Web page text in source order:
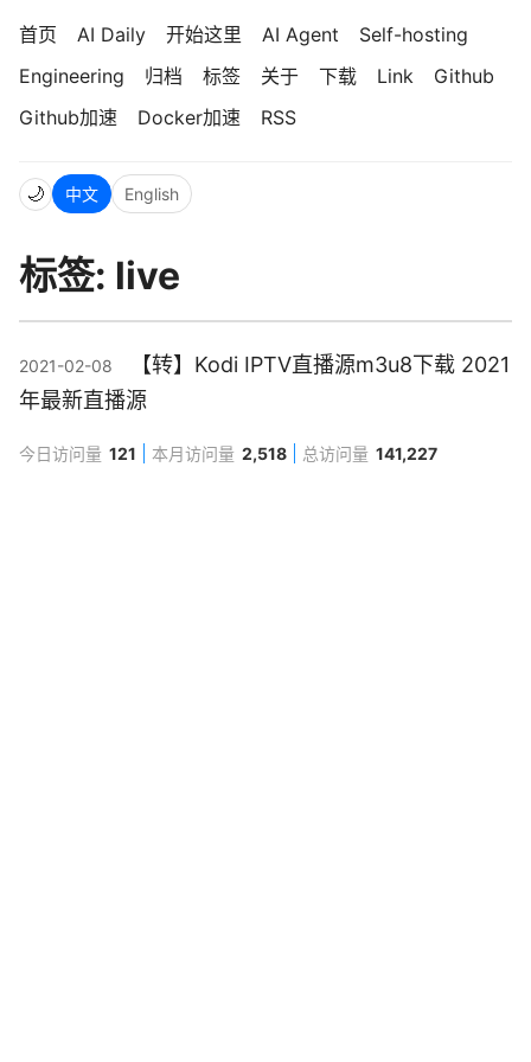
首页 AI Daily 开始这里 AI Agent
Self-hosting
Engineering
归档 标签 关于 下载 Link
Github
Github加速
Docker加速 RSS
🌙 中文 English
标签: live
2021-02-08
【转】Kodi IPTV直播源m3u8下载 2021
年最新直播源
今日访问量 121 本月访问量 2,518 总访问量 141,227